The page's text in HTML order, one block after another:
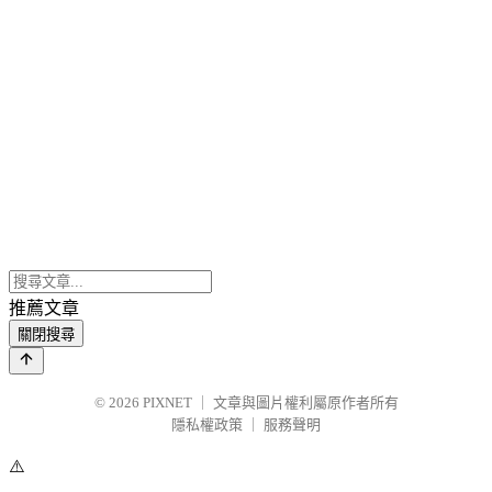
推薦文章
關閉搜尋
© 2026 PIXNET
文章與圖片權利屬原作者所有
隱私權政策
服務聲明
⚠️